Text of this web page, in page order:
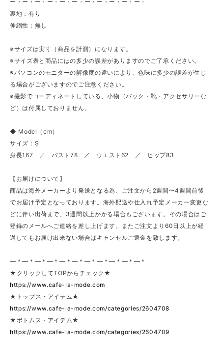
ー・ー・ー・ー・ー・ー・ー・ー・ー・ー・ー・
裏地：有り
伸縮性：無し
※サイズは実寸（商品を計測）になります。
※サイズ表と商品にはの多少の誤差がありますのでご了承ください。
※パソコンのモニターの解像度の違いにより、色味に多少の誤差が生じ
る場合がございますのでご注意ください。
※撮影でコーディネートしている、小物（バック・靴・アクセサリーな
ど）は付属しておりません。
◆ Model（cm）
サイズ：S
身長167 ／ バスト78 ／ ウエスト62 ／ ヒップ83
【お届けについて】
商品は海外メーカーより発送となる為、ご注文から2週間〜4週間前後
でお届け予定となっております。海外配送や仕入れ予定メーカー変更な
どに伴い出荷まで、3週間以上かかる場合もございます。その場合はご
登録のメールへご連絡を差し上げます。またご注文より60日以上が経
過してもお届け出来ない場合はキャンセルご返金を致します。
—＊—＊—＊—＊—＊—＊—＊—＊—＊—＊—＊
★クリックしてTOPからチェック★
https://www.cafe-la-mode.com
★トップス・アイテム★
https://www.cafe-la-mode.com/categories/2604708
★ボトムス・アイテム★
https://www.cafe-la-mode.com/categories/2604709